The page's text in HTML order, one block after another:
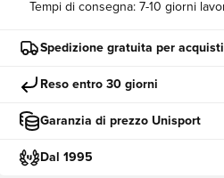
Tempi di consegna: 7-10 giorni
Spedizione gratuita per
Reso entro 30 giorni
Garanzia di prezzo Unisport
Dal 1995